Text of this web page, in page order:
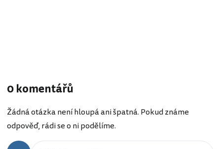
0 komentářů
Žádná otázka není hloupá ani špatná. Pokud známe
odpověď, rádi se o ni podělíme.